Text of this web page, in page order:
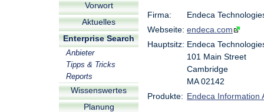
Vorwort
Aktuelles
Enterprise Search
Anbieter
Tipps & Tricks
Reports
Wissenswertes
Planung
Firma:
Endeca
Webseite: endeca.com
Hauptsitz: Endeca
101 Main Street
Cambridge
MA 02142
Produkte: Endeca Information